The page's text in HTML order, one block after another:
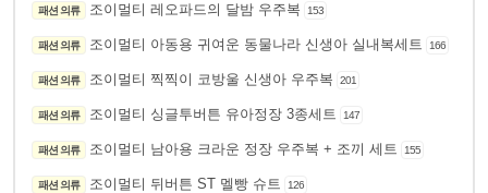
패션 의류 조이멀티 레오파드의 달밤 우주복 153
패션 의류 조이멀티 아동용 귀여운 동물나라 신생아 실내복세트 166
패션 의류 조이멀티 찍찍이 코방울 신생아 우주복 201
패션 의류 조이멀티 싱글투버튼 유아정장 3종세트 147
패션 의류 조이멀티 남아용 크라운 정장 우주복 + 조끼 세트 155
패션 의류 조이멀티 뒤버튼 ST 멜빵 슈트 126